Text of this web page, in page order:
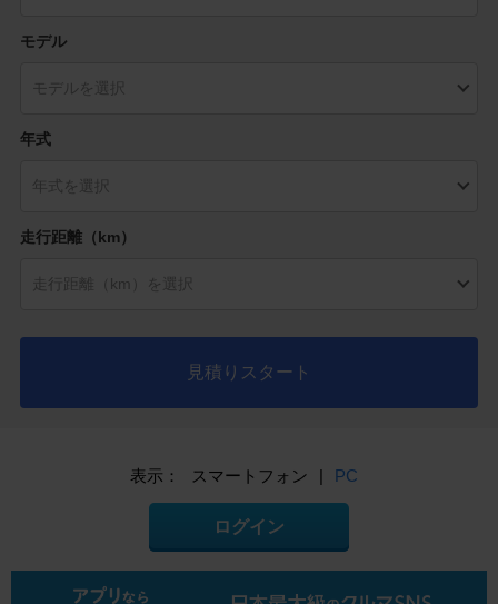
モデル
年式
走行距離（km）
見積りスタート
表示： スマートフォン | PC
ログイン